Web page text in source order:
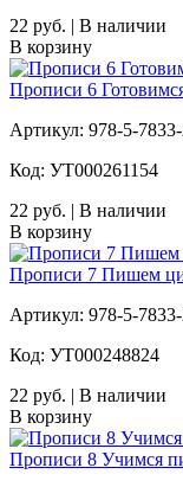
22 руб. | В наличии
В корзину
Прописи 6
Артикул: 978-5-
Код: УТ000261154
22 руб. | В наличии
В корзину
Прописи 7 Пишем
Артикул: 978-5-
Код: УТ000248824
22 руб. | В наличии
В корзину
Прописи 8 Учимся